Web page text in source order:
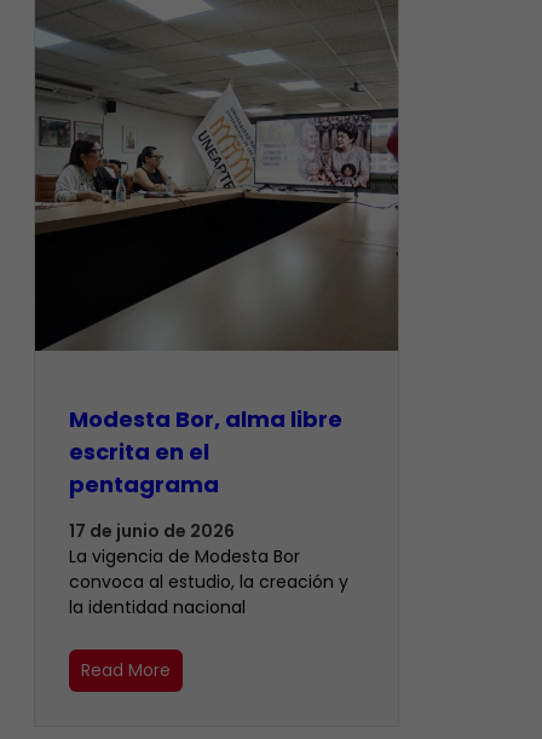
Modesta Bor, alma libre
escrita en el
pentagrama
17 de junio de 2026
La vigencia de Modesta Bor
convoca al estudio, la creación y
la identidad nacional
Read More